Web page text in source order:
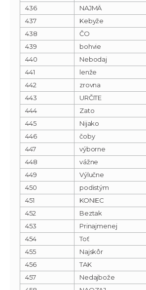
436 NAJMÄ
437
Kebyže
438
ČO
439
bohvie
440
Nebodaj
441
lenže
442
zrovna
443
URČITE
444
Zato
445
Nijako
446
čoby
447
výborne
448
vážne
449
Výlučne
450
podistým
451
KONIEC
452
Beztak
453
Prinajmenej
454
Toť
455
Najskôr
456
TAK
457
Nedajbože